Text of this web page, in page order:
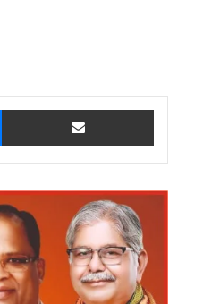
Messenger Share via Email